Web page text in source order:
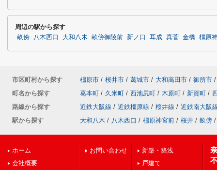
周辺の駅から探す
畝傍 八木西口 大和八木 畝傍御陵前 新ノ口 耳成 真菅 金橋 橿原
市区町村から探す 橿原市 / 桜井市 / 葛城市 / 大和高田市 / 御所市 /
町名から探す
葛本町 / 久米町 / 西池尻町 / 木原町 / 新賀町 /
路線から探す
近鉄大阪線 / 近鉄橿原線 / 桜井線 / 近鉄南大阪
駅から探す
大和八木 / 八木西口 / 橿原神宮前 / 桜井 / 畝傍 /
ホーム
会社概要
お問い合わせ
新築・築浅
戸建て